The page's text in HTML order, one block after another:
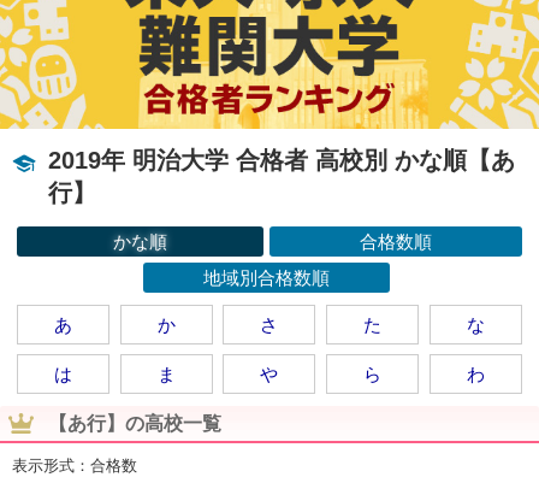
2019年 明治大学 合格者 高校別 かな順【あ
行】
かな順
合格数順
地域別合格数順
あ か さ た な
は ま や ら わ
【あ行】の高校一覧
表示形式：合格数